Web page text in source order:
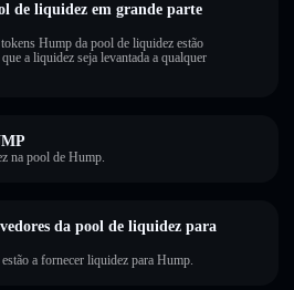
de liquidez em grande parte
Hump da pool de liquidez estão
a liquidez seja levantada a qualquer
na pool de Hump.
da pool de liquidez para
a fornecer liquidez para Hump.